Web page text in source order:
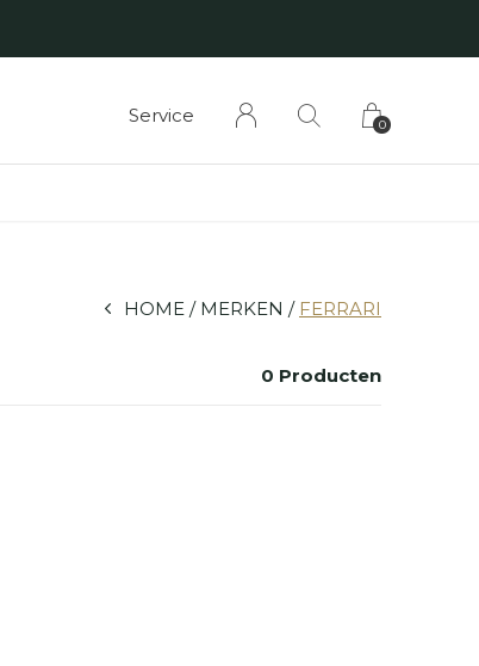
Service 0
HOME MERKEN FERRARI
0 Producten